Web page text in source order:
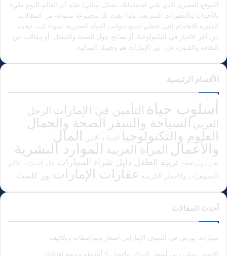
الموقع العصري الذي يلبي اهتماماتك بشكل مثالي! نعلم أن العالم اليوم مليء
بالأحداث والتطورات السريعة، ولذا نقدم لك مجموعة متنوعة من المقالات
المثيرة للاهتمام التي تغطي جميع جوانب الحياة العصرية. سواء كنت تبحث
عن آخر الأخبار في التكنولوجيا، أو نصائح حول الصحة والجمال، أو مقالات عن
الثقافة والفنون، فإن نور الإمارات هو وجهتك المثالية.
الأقسام الرئيسية
أسلوب حياة التأمين في الإمارات
الرجل
العربي السياحة والسفر الصحة والجمال
العلوم والتكنولوجيا
القيادة الآمن المال
والأعمال المرأة العربية الموارد البشرية
تجارب ومراجعات تربية الطفل دليل شراء السيارات عالم السيارات عالم
المجوهرات والأحجار الكريمة عقارات الإمارات نور كاست
أحدث المقالات
سيارات بورش في السوق الإماراتي أسعار ومواصفات وتكاليف
اكتشف سكي دبي أسعار التذاكر وأفضل 5 أنشطة ممتعة لعائلتك